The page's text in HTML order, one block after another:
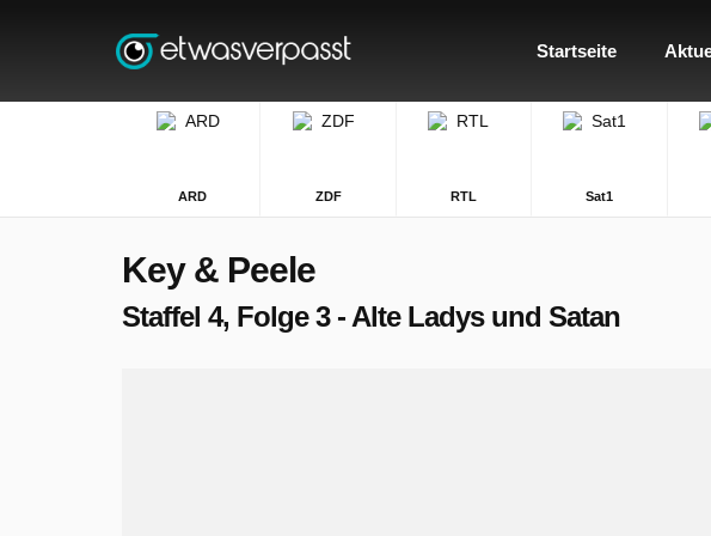
Startseite
ARD ZDF RTL Sat1
Key & Peele
Staffel 4, Folge 3 - Alte Ladys und Satan